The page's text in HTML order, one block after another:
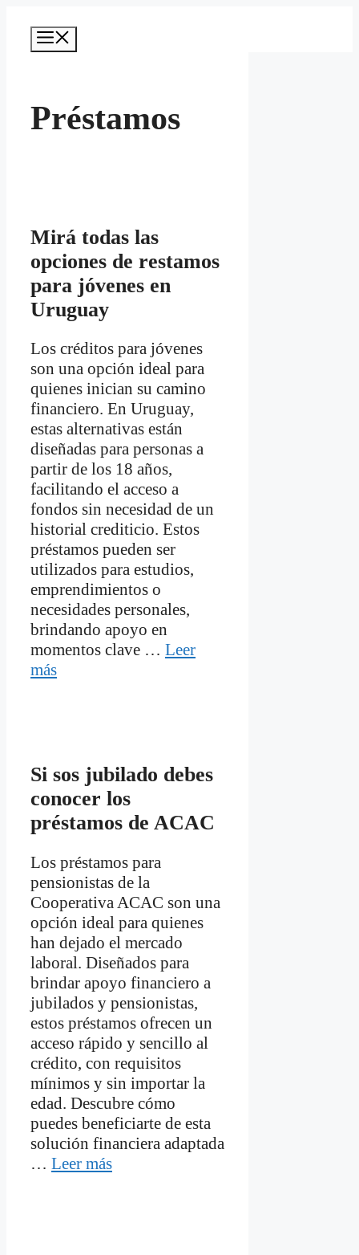
contenido
Préstamos
Mirá todas las
opciones de restamos
para jóvenes en
Uruguay
Los créditos para jóvenes
son una opción ideal para
quienes inician su camino
financiero. En Uruguay,
estas alternativas están
diseñadas para personas a
partir de los 18 años,
facilitando el acceso a
fondos sin necesidad de un
historial crediticio. Estos
préstamos pueden ser
utilizados para estudios,
emprendimientos o
necesidades personales,
brindando apoyo en
momentos clave … Leer
más
Si sos jubilado debes
conocer los
préstamos de ACAC
Los préstamos para
pensionistas de la
Cooperativa ACAC son una
opción ideal para quienes
han dejado el mercado
laboral. Diseñados para
brindar apoyo financiero a
jubilados y pensionistas,
estos préstamos ofrecen un
acceso rápido y sencillo al
crédito, con requisitos
mínimos y sin importar la
edad. Descubre cómo
puedes beneficiarte de esta
solución financiera adaptada
… Leer más